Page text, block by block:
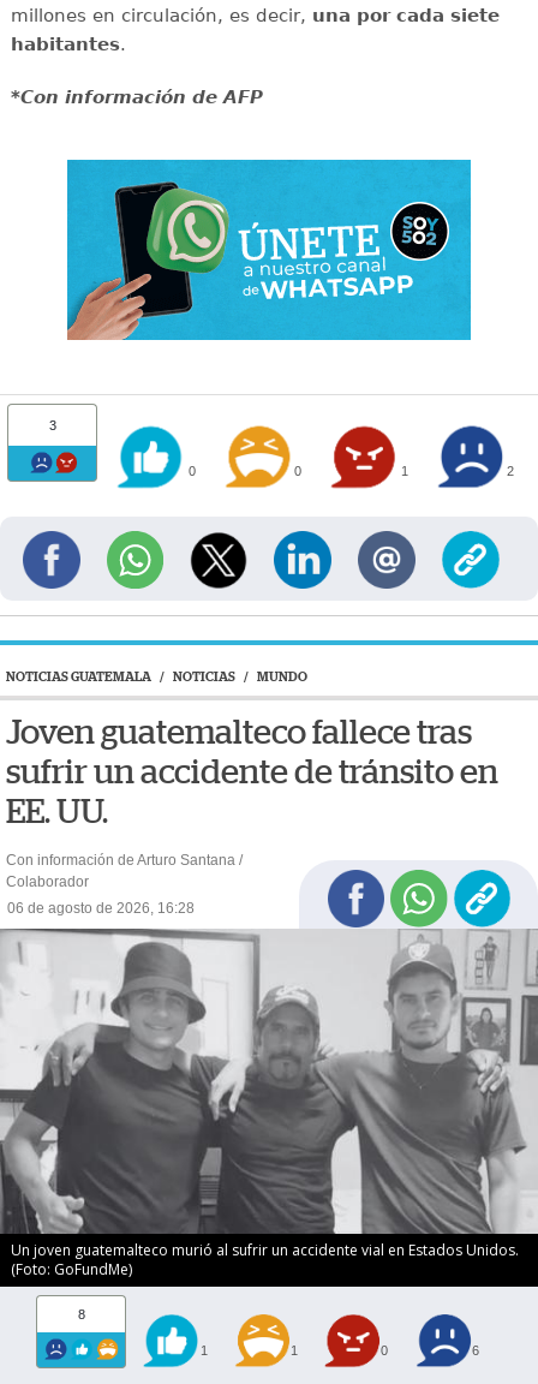
millones en circulación, es decir, una por cada siete
habitantes.
*Con información de AFP
3
0 0 1 2
NOTICIAS GUATEMALA / NOTICIAS / MUNDO
Joven guatemalteco fallece tras
sufrir un accidente de tránsito en
EE. UU.
Con información de Arturo Santana /
Colaborador
06 de agosto de 2026, 16:28
Un joven guatemalteco murió al sufrir un accidente vial en Estados Unidos.
(Foto: GoFundMe)
8
1 1 0 6